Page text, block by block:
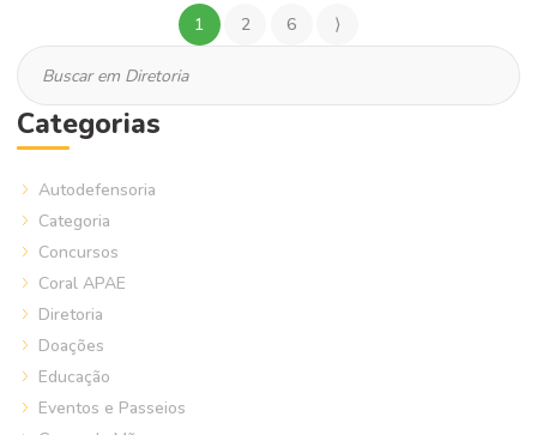
1 2 6 ⟩
Categorias
Autodefensoria
Categoria
Concursos
Coral APAE
Diretoria
Doações
Educação
Eventos e Passeios